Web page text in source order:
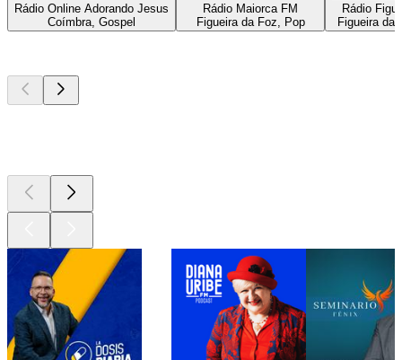
Rádio Online Adorando Jesus
Coímbra, Gospel
Rádio Maiorca FM
Figueira da Foz, Pop
Rádio
Figueira da